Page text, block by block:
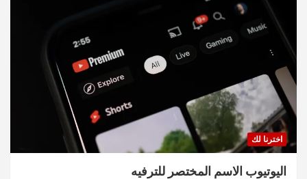
اخترنا لك
اليوتيوب الاسم المختصر للترفيه